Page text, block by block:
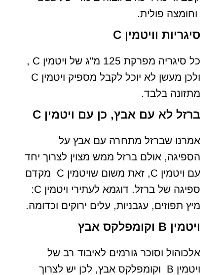
וחומצה פולית.
סיגריות וויטמין C
כל סיגריה מפרקת 125 מ"ג של ויטמין C ,
ולכן מעשן לא יוכל לקבל מספיק ויטמין C
מתזונה בלבד.
ברזל לא עם אבץ, כן עם ויטמין C
אמרנו שברזל מתחרה עם אבץ על
הספיגה, אולם ברזל ממש מצוין לצרוך יחד
עם ויטמין C, זאת משום שויטמין C מקדם
ספיגה של ברזל. דוגמא לעתירי ויטמין C:
מיץ תפוזים, עגבניות, עלים ירוקים וכדומה.
ויטמין B וקומפלקס אבץ
אלכוהול וסוכר גורמים לאיבוד רב של
ויטמין B וקומפלקס אבץ, לכן יש לצרוך